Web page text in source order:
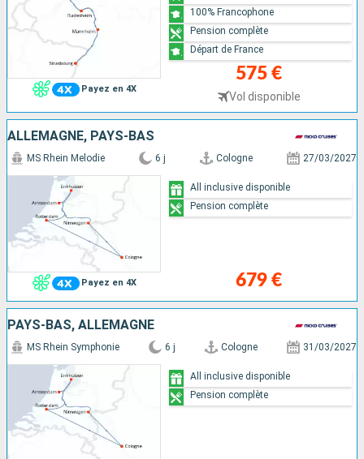
Payez en 4X
575 €
Vol disponible
100% Francophone
Pension complète
Départ de France
ALLEMAGNE, PAYS-BAS
Payez en 4X
MS Rhein Melodie 6 j Cologne 27/03/2027
679 €
All inclusive disponible
Pension complète
PAYS-BAS, ALLEMAGNE
MS Rhein Symphonie 6 j Cologne 31/03/2027
All inclusive disponible
Pension complète